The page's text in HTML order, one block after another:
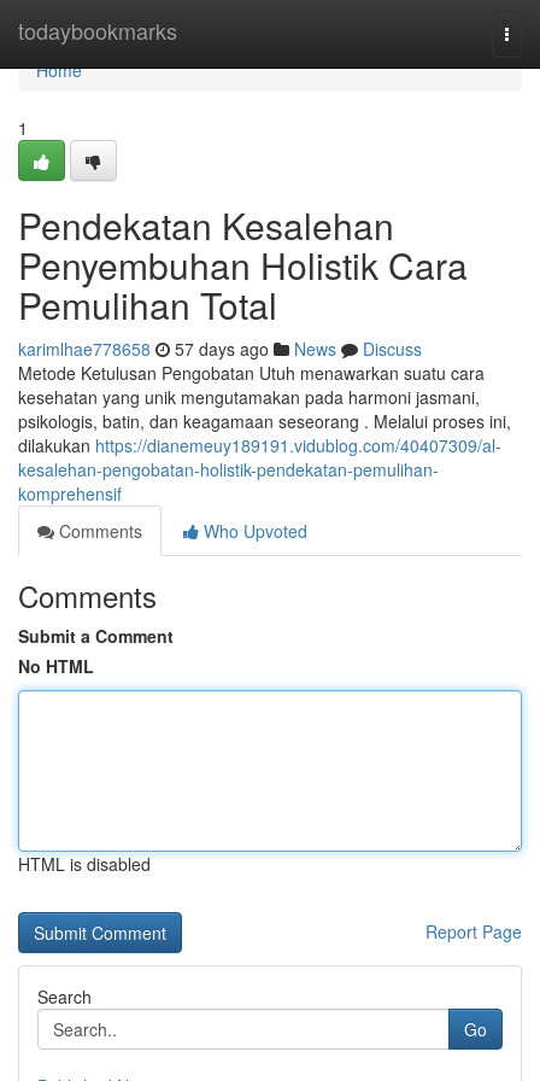
todaybookmarks
Home
Home
1
Pendekatan Kesalehan
Penyembuhan Holistik Cara
Pemulihan Total
karimlhae778658 57 days ago News
Discuss
Metode Ketulusan Pengobatan Utuh menawarkan suatu cara
kesehatan yang unik mengutamakan pada harmoni jasmani,
psikologis, batin, dan keagamaan seseorang . Melalui proses ini,
dilakukan https://dianemeuy189191.vidublog.com/40407309/al-
kesalehan-pengobatan-holistik-pendekatan-pemulihan-
komprehensif
Comments
Who Upvoted
Comments
Submit a Comment
No HTML
HTML is disabled
Report Page
Search
Go